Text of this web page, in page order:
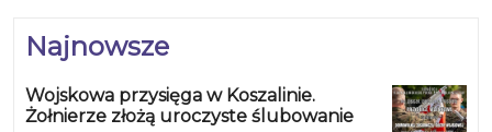
Najnowsze
Wojskowa przysięga w Koszalinie.
Żołnierze złożą uroczyste ślubowanie